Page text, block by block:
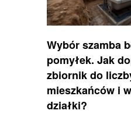
Wybór szamba
pomyłek. Jak
zbiornik do
mieszkańców i
działki?